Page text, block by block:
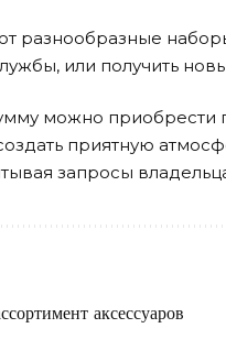
разнообразные
или получить
можно приобрести
приятную
запросы
аксессуаров